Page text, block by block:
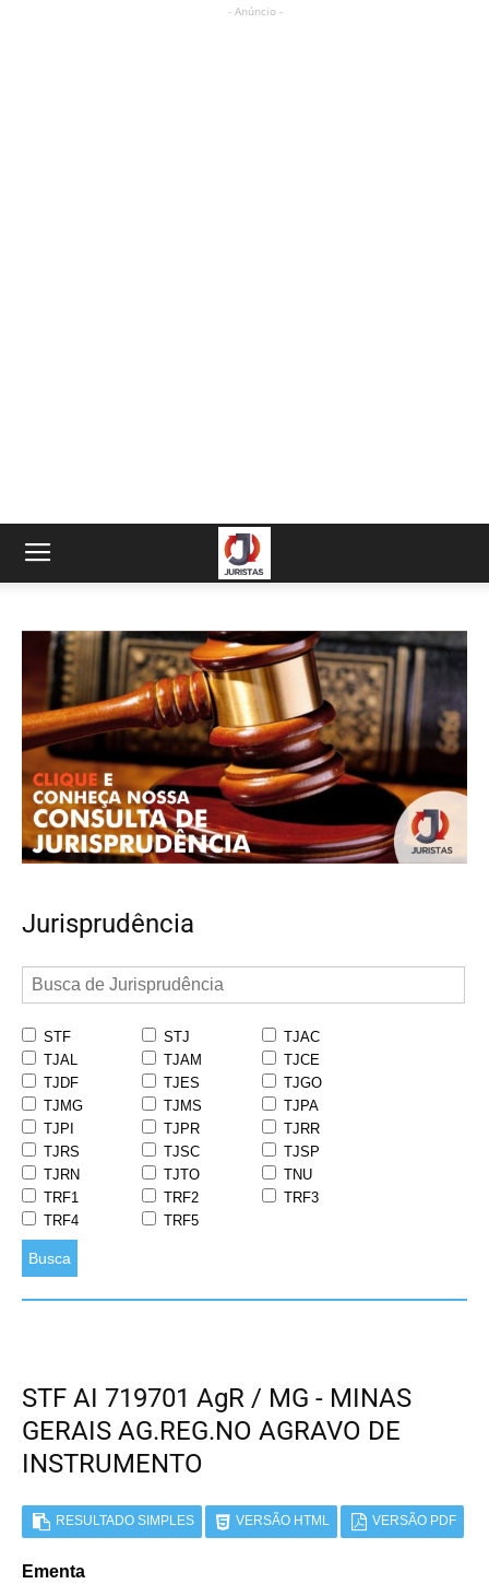
- Anúncio -
Jurisprudência
STF STJ
TJAC
TJAL
TJAM
TJCE
TJDF
TJES
TJGO
TJMG
TJMS
TJPA
TJPI
TJPR
TJRR
TJRS
TJSC
TJSP
TJRN
TJTO
TNU
TRF1
TRF2
TRF3
TRF4
TRF5
Busca
STF AI 719701 AgR / MG - MINAS
GERAIS AG.REG.NO AGRAVO DE
INSTRUMENTO
RESULTADO SIMPLES VERSÃO HTML VERSÃO PDF
Ementa